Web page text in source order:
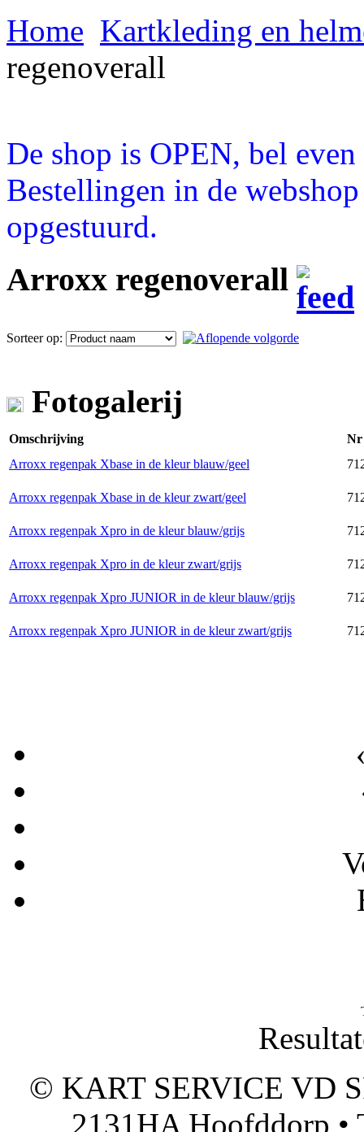
Home Kartkleding en
regenoverall
De shop is OPEN, bel
Bestellingen in de
opgestuurd.
Arroxx regenoverall
Sorteer op:
Fotogalerij
Omschrijving
Nr
Arroxx regenpak Xbase in de kleur blauw/geel
Arroxx regenpak Xbase in de kleur zwart/geel
Arroxx regenpak Xpro in de kleur blauw/grijs
Arroxx regenpak Xpro in de kleur zwart/grijs
Arroxx regenpak Xpro JUNIOR in de kleur blauw/grijs
Arroxx regenpak Xpro JUNIOR in de kleur zwart/grijs
© KART SERVICE VD
2131HA Hoofddorp •